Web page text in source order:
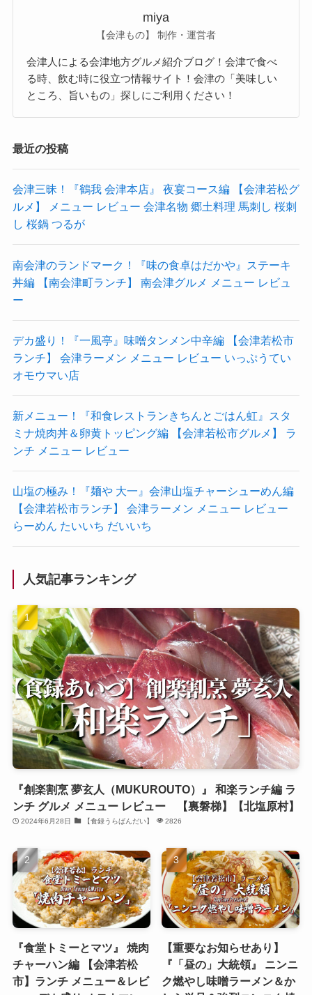
miya
【会津もの】 制作・運営者
会津人による会津地方グルメ紹介ブログ！会津で食べ
る時、飲む時に役立つ情報サイト！会津の「美味しい
ところ、旨いもの」探しにご利用ください！
最近の投稿
会津三昧！『鶴我 会津本店』 夜宴コース編 【会津若松グ
ルメ】 メニュー レビュー 会津名物 郷土料理 馬刺し 桜刺
し 桜鍋 つるが
南会津のランドマーク！『味の食卓はだかや』ステーキ
丼編 【南会津町ランチ】 南会津グルメ メニュー レビュ
ー
デカ盛り！『一風亭』味噌タンメン中辛編 【会津若松市
ランチ】 会津ラーメン メニュー レビュー いっぷうてい
オモウマい店
新メニュー！『和食レストランきちんとごはん虹』スタ
ミナ焼肉丼＆卵黄トッピング編 【会津若松市グルメ】 ラ
ンチ メニュー レビュー
山塩の極み！『麺や 大一』会津山塩チャーシューめん編
【会津若松市ランチ】 会津ラーメン メニュー レビュー
らーめん たいいち だいいち
人気記事ランキング
『創楽割烹 夢玄人（MUKUROUTO）』 和楽ランチ編 ラ
ンチ グルメ メニュー レビュー 【裏磐梯】【北塩原村】
2024年6月28日 【食録うらばんだい】 2826
『食堂トミーとマツ』 焼肉
チャーハン編 【会津若松
市】ランチ メニュー＆レビ
【重要なお知らせあり】
『「昼の」大統領』 ニンニ
ク燃やし味噌ラーメン＆か